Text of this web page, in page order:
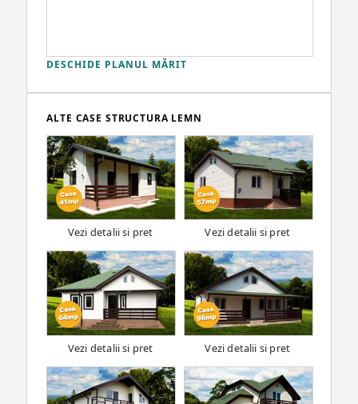
DESCHIDE PLANUL MĂRIT
ALTE CASE STRUCTURA LEMN
Vezi detalii si pret Vezi detalii si pret
Vezi detalii si pret Vezi detalii si pret